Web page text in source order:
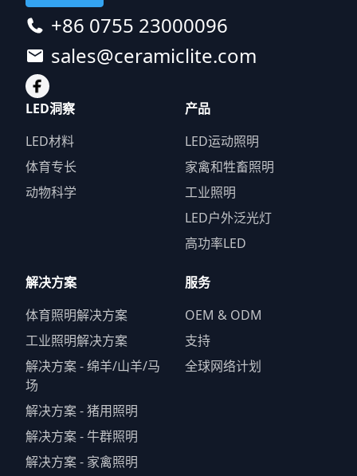
+86 0755 23000096
sales@ceramiclite.com
LED洞察
LED材料
体育专长
动物科学
产品
LED运动照明
家禽和牲畜照明
工业照明
LED户外泛光灯
高功率LED
解决方案
体育照明解决方案
工业照明解决方案
解决方案 - 绵羊/山羊/马
场
解决方案 - 猪用照明
解决方案 - 牛群照明
解决方案 - 家禽照明
服务
OEM & ODM
支持
全球网络计划